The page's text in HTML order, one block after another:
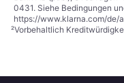
0431. Siehe Bedingungen
https://www.klarna.com/de/
²Vorbehaltlich